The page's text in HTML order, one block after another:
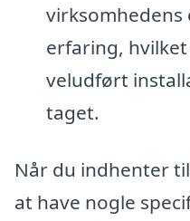
virksomhedens
erfaring,
veludført
taget.
Når du indhenter
at have nogle